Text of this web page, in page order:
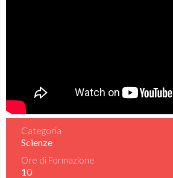
Categoria
Scienze
Ore di Formazione
10